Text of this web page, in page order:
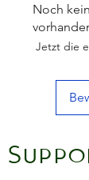
Noch
Jetzt die